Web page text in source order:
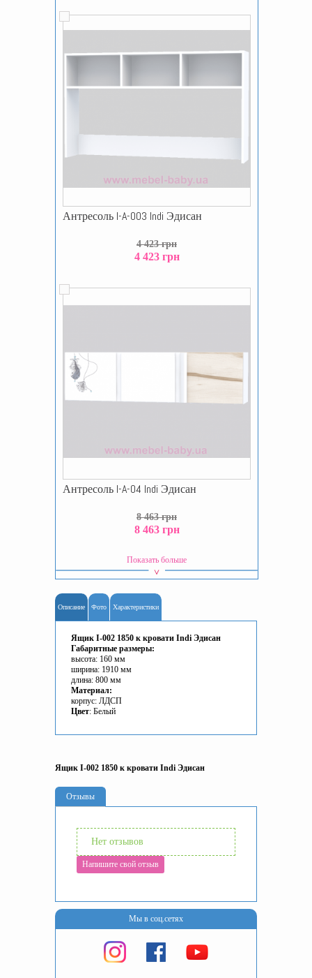
Антресоль I-A-003 Indi Эдисан
4 423 грн
4 423 грн
Антресоль I-A-04 Indi Эдисан
8 463 грн
8 463 грн
Показать больше
Описание Фото Характеристики
Ящик I-002 1850 к кровати Indi Эдисан
Габаритные размеры:
высота: 160 мм
ширина: 1910 мм
длина: 800 мм
Материал:
корпус: ЛДСП
Цвет: Белый
Ящик I-002 1850 к кровати Indi Эдисан
Отзывы
Нет отзывов
Напишите свой отзыв
Мы в соц.сетях